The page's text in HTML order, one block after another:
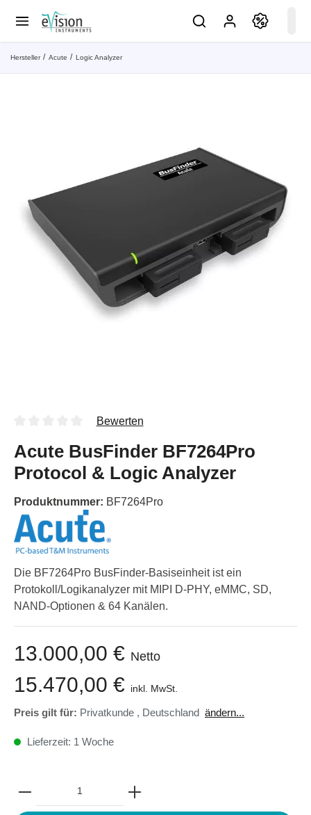
Hersteller Acute Logic Analyzer
Bewerten
Acute BusFinder BF7264Pro
Protocol & Logic Analyzer
Produktnummer: BF7264Pro
Die BF7264Pro BusFinder-Basiseinheit ist ein
Protokoll/Logikanalyzer mit MIPI D-PHY, eMMC, SD,
NAND-Optionen & 64 Kanälen.
13.000,00 € Netto
15.470,00 € inkl. MwSt.
Preis gilt für: Privatkunde , Deutschland ändern...
Lieferzeit: 1 Woche